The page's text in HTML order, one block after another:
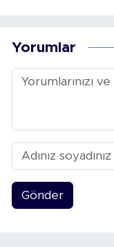
Yorumlar
Gönder